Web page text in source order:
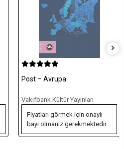
Post – Avrupa
Vakıfbank Kültür Yayınları
Fiyatları görmek için onaylı
bayi olmanız gerekmektedir.